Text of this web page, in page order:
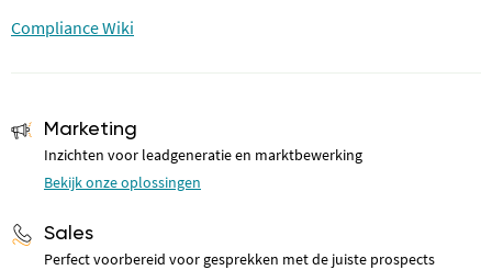
Compliance Wiki
Marketing
Inzichten voor leadgeneratie en marktbewerking
Bekijk onze oplossingen
Sales
Perfect voorbereid voor gesprekken met de juiste prospects